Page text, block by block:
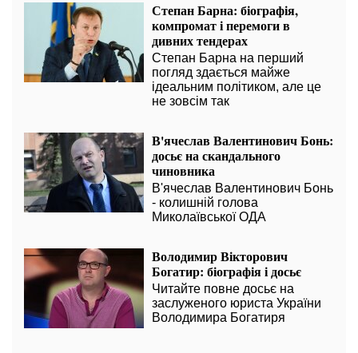
Степан Барна: біографія,
компромат і перемоги в
дивних тендерах
Степан Барна на перший
погляд здається майже
ідеальним політиком, але це
не зовсім так
В'ячеслав Валентинович Бонь:
досьє на скандального
чиновника
В'ячеслав Валентинович Бонь
- колишній голова
Миколаївської ОДА
Володимир Вікторович
Богатир: біографія і досьє
Читайте повне досьє на
заслуженого юриста України
Володимира Богатиря